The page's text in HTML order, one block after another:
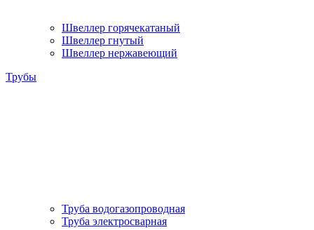
Швеллер горячекатаный
Швеллер гнутый
Швеллер нержавеющий
Трубы
Труба водогазопроводная
Труба электросварная